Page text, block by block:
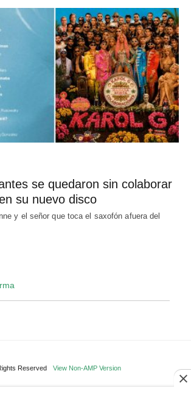
se quedaron sin colaborar
su nuevo disco
y el señor que toca el saxofón afuera del
Reserved View Non-AMP Version